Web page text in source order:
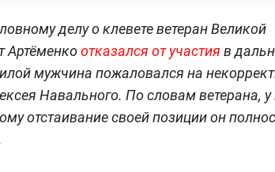
делу о клевете ветеран Великой
Артёменкоотказался от участия в
мужчина пожаловался на
Навального. По словам ветерана, у
отстаивание своей позиции он